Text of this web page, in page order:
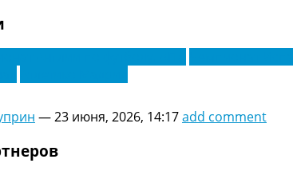
прогноз
Премьер Лига
Ла Лига
Турниры >>>
—23 июня, 2026, 14:17add comment